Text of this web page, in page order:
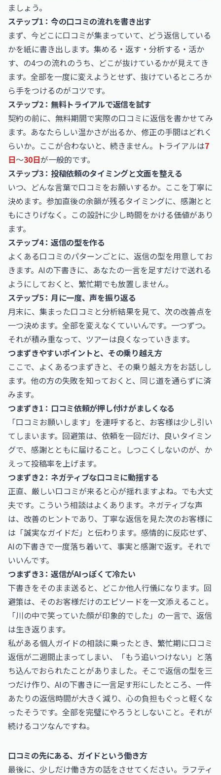
ましょう。
ステップ1：今の口コミの流れを書き出す
まず、今どこに口コミが集まっていて、どう返信している
かを紙に書き出します。集める・返す・分析する・活か
す、の4つの流れのうち、どこが抜けているかが見えてき
ます。全部を一度に変えようとせず、抜けているところか
ら手をつけるのがコツです。
ステップ2：無料トライアルで返信を試す
契約の前に、無料期間で実際の口コミに返信を書かせてみ
ます。あなたらしい温かさが出るか、修正の手間はどれく
らいか。ここが合わないと、続きません。トライアルは7
日〜30日が一般的です。
ステップ3：投稿依頼のタイミングと文面を整える
いつ、どんな言葉で口コミをお願いするか。ここを丁寧に
決めます。参加直後の余韻が残るタイミングに、感謝とと
もにさりげなく。この設計に少し時間をかける価値があり
ます。
ステップ4：返信の型を作る
よくある口コミのパターンごとに、返信の型を用意してお
きます。AIの下書きに、あなたの一言を足すだけで送れる
ようにしておくと、繁忙期でも放置しません。
ステップ5：月に一度、声を振り返る
月末に、集まった口コミと分析結果を見て、次の改善点を
一つ決めます。全部を変えなくていいんです。一つずつ。
それが積み重なって、ツアーは良くなっていきます。
つまずきやすいポイントと、その乗り越え方
ここで、よくあるつまずきと、その乗り越え方をお話しし
ます。他の方の失敗を知っておくと、同じ道を通らずに済
みます。
つまずき1：口コミ依頼が押し付けがましくなる
「口コミお願いします」を連呼すると、お客様は少し引い
てしまいます。回避策は、依頼を一回だけ、良いタイミン
グで、感謝とともに届けること。しつこくしないのが、か
えって投稿率を上げます。
つまずき2：ネガティブな口コミに動揺する
正直、厳しい口コミが来ると心が揺れますよね。でも大丈
夫です。こういう相談はよくあります。ネガティブな声
は、改善のヒントであり、丁寧な返信を見た次のお客様に
は「誠実なガイドだ」と伝わります。感情的に反応せず、
AIの下書きで一度落ち着いて、事実と感謝で返す。それで
いいんです。
つまずき3：返信がAIっぽくて冷たい
下書きをそのまま送ると、どこか他人行儀になります。回
避策は、そのお客様だけのエピソードを一文添えること。
「川の中で笑っていた顔が印象的でした」の一言で、返信
は生き返ります。
私がある個人ガイドの相談に乗ったとき、繁忙期に口コミ
返信が二週間止まってしまい、「もう追いつけない」と落
ち込んでおられたことがありました。そこで返信の型を三
つだけ作り、AIの下書きに一言足す形にしたところ、一件
あたりの返信時間が大きく減り、心の負担もぐっと軽くな
ったそうです。全部を完璧にやろうとしないこと。それが
続けるコツなんですね。
口コミの先にある、ガイドという働き方
最後に、少しだけ働き方の話をさせてください。ラフティ